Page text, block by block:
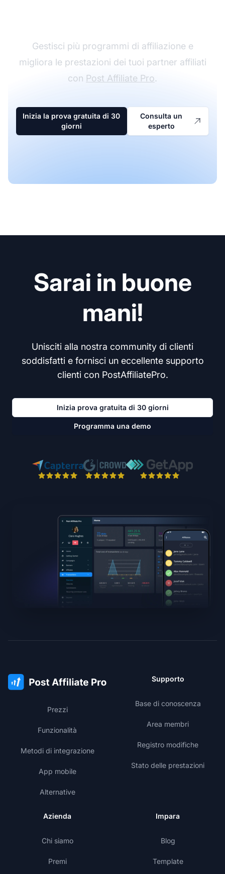
Gestisci più programmi di affiliazione e
migliora le prestazioni dei tuoi partner affiliati
con Post Affiliate Pro.
Inizia la prova gratuita di 30
giorni
Consulta un
esperto
Sarai in buone
mani!
Unisciti alla nostra community di clienti
soddisfatti e fornisci un eccellente supporto
clienti con PostAffiliatePro.
Inizia prova gratuita di 30 giorni
Programma una demo
Prezzi
Funzionalità
Metodi di integrazione
App mobile
Alternative
Supporto
Base di conoscenza
Area membri
Registro modifiche
Stato delle prestazioni
Azienda
Chi siamo
Premi
Impara
Blog
Template